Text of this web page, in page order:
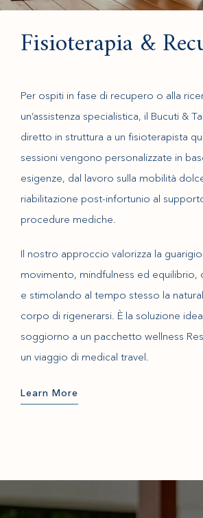
Fisioterapia &
Per ospiti in fase di recupero o alla
un’assistenza specialistica, il Bucuti &
diretto in struttura a un fisioterapista
sessioni vengono personalizzate in
esigenze, dal lavoro sulla mobilità
riabilitazione post-infortunio al
procedure mediche.
Il nostro approccio valorizza la
movimento, mindfulness ed equilibrio,
e stimolando al tempo stesso la
corpo di rigenerarsi. È la soluzione
soggiorno a un pacchetto wellness
un viaggio di medical travel.
Learn More